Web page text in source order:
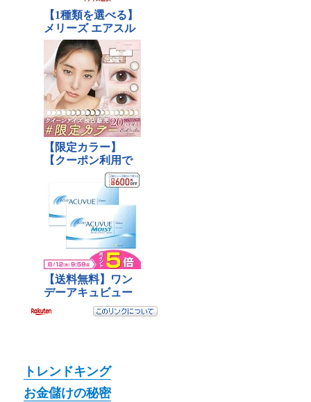
トレンドキング
お金儲けの秘密